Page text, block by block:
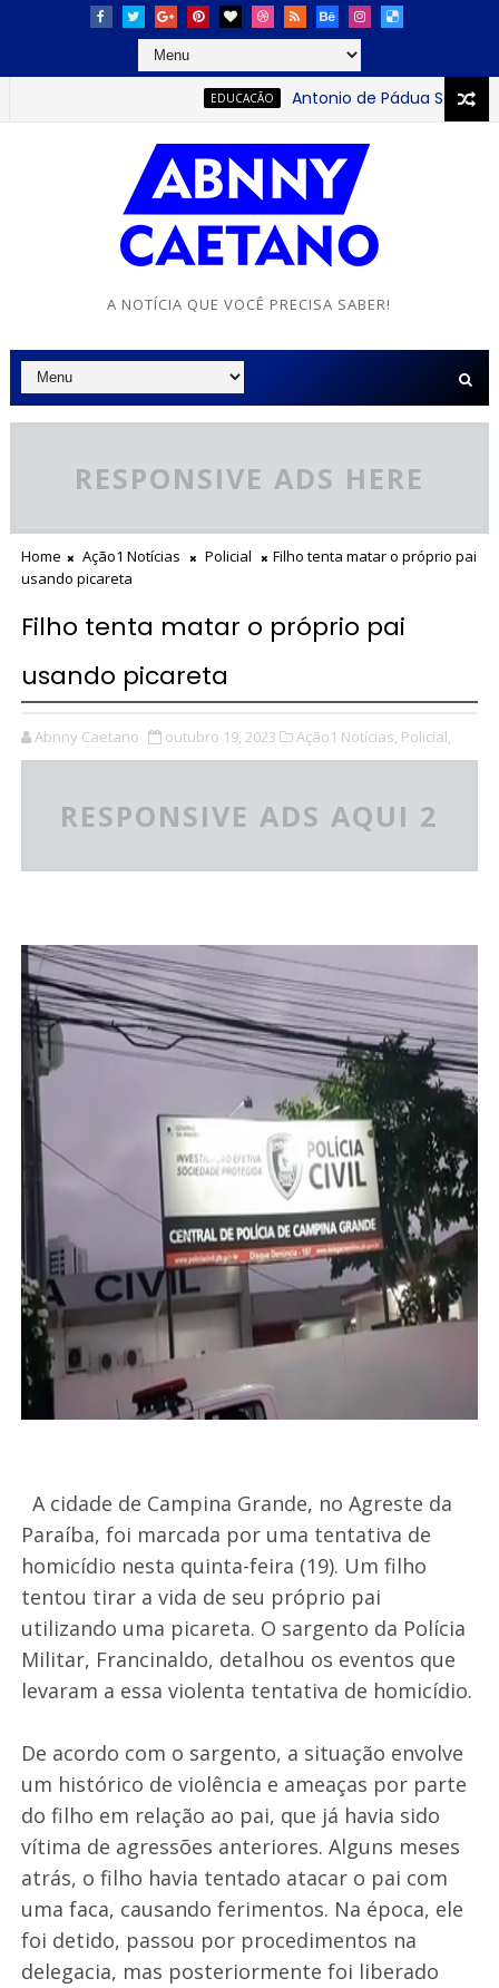
EDUCACÃO Antonio de Pádua Sobrinho: o
A NOTÍCIA QUE VOCÊ PRECISA SABER!
RESPONSIVE ADS HERE
Home Ação1 Notícias Policial
Filho tenta matar o próprio pai
usando picareta
Filho tenta matar o próprio pai
usando picareta
Abnny Caetano outubro 19, 2023 Ação1 Notícias, Policial,
RESPONSIVE ADS AQUI 2
A cidade de Campina Grande, no Agreste da
Paraíba, foi marcada por uma tentativa de
homicídio nesta quinta-feira (19). Um filho
tentou tirar a vida de seu próprio pai
utilizando uma picareta. O sargento da Polícia
Militar, Francinaldo, detalhou os eventos que
levaram a essa violenta tentativa de homicídio.
De acordo com o sargento, a situação envolve
um histórico de violência e ameaças por parte
do filho em relação ao pai, que já havia sido
vítima de agressões anteriores. Alguns meses
atrás, o filho havia tentado atacar o pai com
uma faca, causando ferimentos. Na época, ele
foi detido, passou por procedimentos na
delegacia, mas posteriormente foi liberado